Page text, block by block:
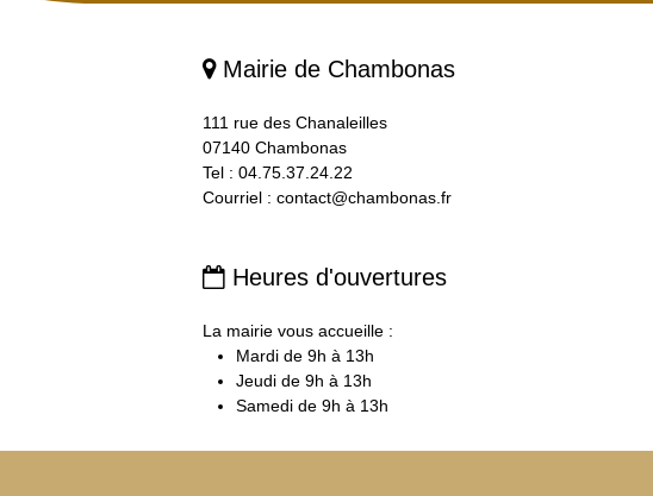
 Mairie de Chambonas
111 rue des Chanaleilles
07140 Chambonas
Tel : 04.75.37.24.22
Courriel :contact@chambonas.fr
 Heures d'ouvertures
La mairie vous accueille :
Mardi de 9h à 13h
Jeudi de 9h à 13h
Samedi de 9h à 13h